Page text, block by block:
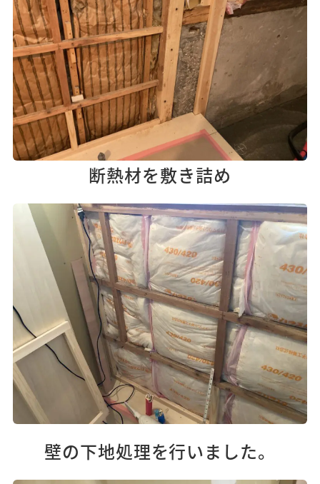
断熱材を敷き詰め
壁の下地処理を行いました。